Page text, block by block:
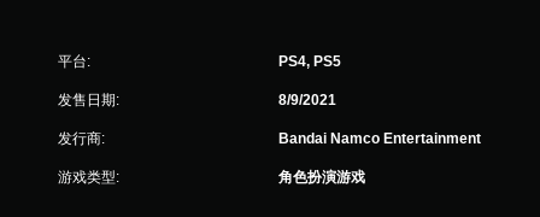
平台: PS4, PS5
发售日期: 8/9/2021
发行商: Bandai Namco Entertainment
游戏类型: 角色扮演游戏